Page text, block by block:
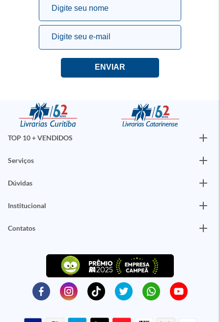
TOP 10 + VENDIDOS
Serviços
Dúvidas
Institucional
Contatos